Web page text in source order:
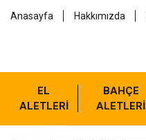
Anasayfa Hakkımızda
EL
ALETLERİ
BAHÇE
ALETLERİ